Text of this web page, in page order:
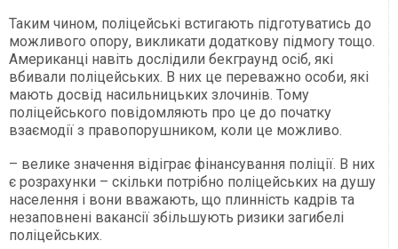
Таким чином, поліцейські встигають підготуватись до
можливого опору, викликати додаткову підмогу тощо.
Американці навіть дослідили бекграунд осіб, які
вбивали поліцейських. В них це переважно особи, які
мають досвід насильницьких злочинів. Тому
поліцейського повідомляють про це до початку
взаємодії з правопорушником, коли це можливо.
– велике значення відіграє фінансування поліції. В них
є розрахунки – скільки потрібно поліцейських на душу
населення і вони вважають, що плинність кадрів та
незаповнені вакансії збільшують ризики загибелі
поліцейських.